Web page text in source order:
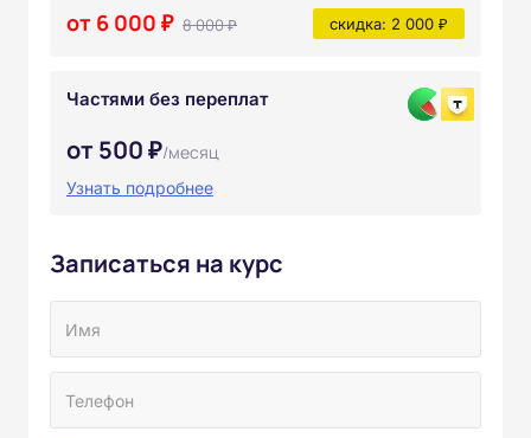
от 6 000 ₽ 8 000 ₽ скидка: 2 000 ₽
Частями без переплат
от 500 ₽/месяц
Узнать подробнее
Записаться на курс